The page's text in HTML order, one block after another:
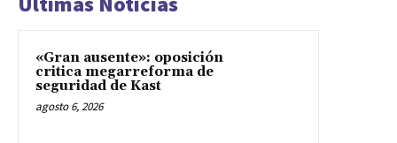
«Gran ausente»: oposición
critica megarreforma de
seguridad de Kast
agosto 6, 2026